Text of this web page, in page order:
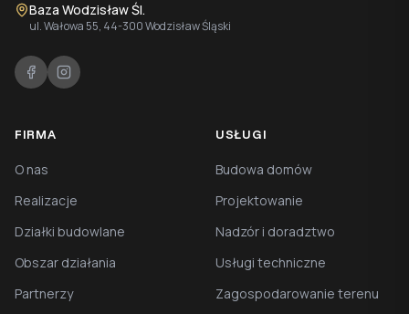
Baza Wodzisław Śl.
ul. Wałowa 55, 44-300 Wodzisław Śląski
FIRMA
O nas
Realizacje
Działki budowlane
Obszar działania
Partnerzy
USŁUGI
Budowa domów
Projektowanie
Nadzór i doradztwo
Usługi techniczne
Zagospodarowanie terenu